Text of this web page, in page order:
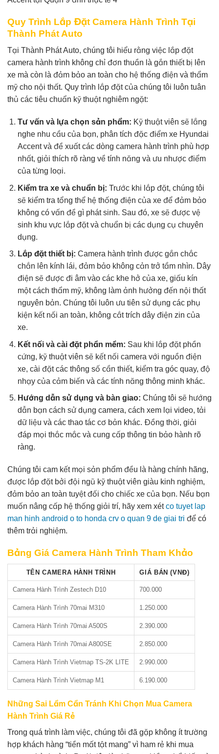
Quy Trình Lắp Đặt Camera Hành Trình Tại
Thành Phát Auto
Tại Thành Phát Auto, chúng tôi hiểu rằng việc lắp đặt
camera hành trình không chỉ đơn thuần là gắn thiết bị lên
xe mà còn là đảm bảo an toàn cho hệ thống điện và thẩm
mỹ cho nội thất. Quy trình lắp đặt của chúng tôi luôn tuân
thủ các tiêu chuẩn kỹ thuật nghiêm ngặt:
Tư vấn và lựa chọn sản phẩm: Kỹ thuật viên sẽ lắng
nghe nhu cầu của bạn, phân tích đặc điểm xe Hyundai
Accent và đề xuất các dòng camera hành trình phù hợp
nhất, giải thích rõ ràng về tính năng và ưu nhược điểm
của từng loại.
Kiểm tra xe và chuẩn bị: Trước khi lắp đặt, chúng tôi
sẽ kiểm tra tổng thể hệ thống điện của xe để đảm bảo
không có vấn đề gì phát sinh. Sau đó, xe sẽ được vệ
sinh khu vực lắp đặt và chuẩn bị các dụng cụ chuyên
dụng.
Lắp đặt thiết bị: Camera hành trình được gắn chắc
chắn lên kính lái, đảm bảo không cản trở tầm nhìn. Dây
điện sẽ được đi âm vào các khe hở của xe, giấu kín
một cách thẩm mỹ, không làm ảnh hưởng đến nội thất
nguyên bản. Chúng tôi luôn ưu tiên sử dụng các phụ
kiện kết nối an toàn, không cắt trích dây điện zin của
xe.
Kết nối và cài đặt phần mềm: Sau khi lắp đặt phần
cứng, kỹ thuật viên sẽ kết nối camera với nguồn điện
xe, cài đặt các thông số cần thiết, kiểm tra góc quay, độ
nhạy của cảm biến và các tính năng thông minh khác.
Hướng dẫn sử dụng và bàn giao: Chúng tôi sẽ hướng
dẫn bạn cách sử dụng camera, cách xem lại video, tải
dữ liệu và các thao tác cơ bản khác. Đồng thời, giải
đáp mọi thắc mắc và cung cấp thông tin bảo hành rõ
ràng.
Chúng tôi cam kết mọi sản phẩm đều là hàng chính hãng,
được lắp đặt bởi đội ngũ kỹ thuật viên giàu kinh nghiệm,
đảm bảo an toàn tuyệt đối cho chiếc xe của bạn. Nếu bạn
muốn nâng cấp hệ thống giải trí, hãy xem xétco tuyet lap
man hinh android o to honda crv o quan 9 de giai tri để có
thêm trải nghiệm.
Bảng Giá Camera Hành Trình Tham Khảo
TÊN CAMERA HÀNH TRÌNH GIÁ BÁN (VNĐ)
Camera Hành Trình Zestech D10 700.000
Camera Hành Trình 70mai M310 1.250.000
Camera Hành Trình 70mai A500S 2.390.000
Camera Hành Trình 70mai A800SE 2.850.000
Camera Hành Trình Vietmap TS-2K LITE 2.990.000
Camera Hành Trình Vietmap M1 6.190.000
Những Sai Lầm Cần Tránh Khi Chọn Mua Camera
Hành Trình Giá Rẻ
Trong quá trình làm việc, chúng tôi đã gặp không ít trường
hợp khách hàng “tiền mất tật mang” vì ham rẻ khi mua